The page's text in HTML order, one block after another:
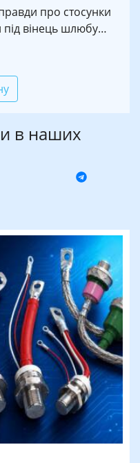
про стосунки
під вінець шлюбу…
в наших